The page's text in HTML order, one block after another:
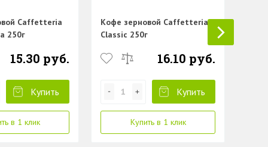
Caffetteria
250г
15.30 руб.
Купить
в 1 клик
Кофе зерновой Caffetteria
Classic 250г
16.10 руб.
Купить
Купить в 1 клик